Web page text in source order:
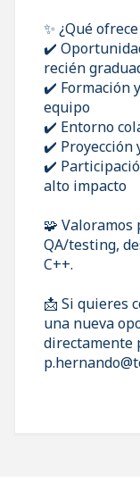
✨ ¿Qué
✔️
recién
✔️ Formación
equipo
✔️ Entorno
✔️ Proyección
✔️
alto impacto
🧩
QA/testing,
C++.
📩 Si quieres
una nueva
directamente